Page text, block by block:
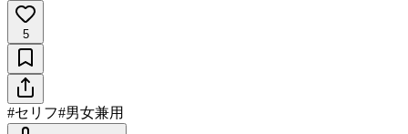
5
#セリフ#男女兼用